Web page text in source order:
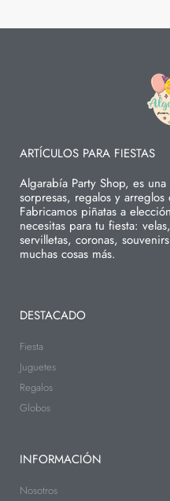
ARTÍCULOS PARA FIESTAS
Algarabía Party Shop, es
sorpresas, regalos y
Fabricamos piñatas a
necesitas para tu fiesta:
servilletas, coronas,
muchas cosas más.
DESTACADO
Fiesta
Juguetes
Regalos
Globos
INFORMACIÓN
Nosotros